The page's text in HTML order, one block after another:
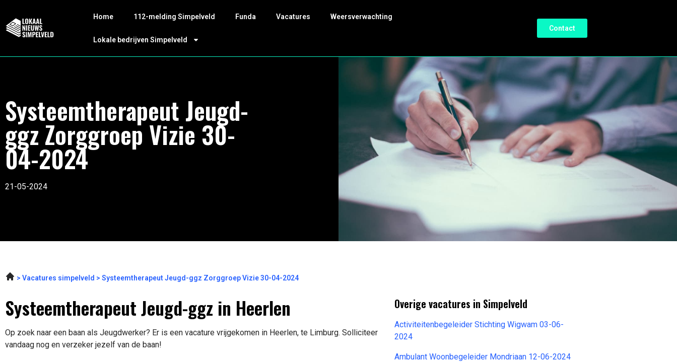
Home 112-melding Simpelveld Funda Vacatures Weersverwachting
Lokale bedrijven Simpelveld
Contact
Systeemtherapeut Jeugd-
ggz Zorggroep Vizie 30-
04-2024
21-05-2024
Vacatures simpelveld Systeemtherapeut Jeugd-ggz Zorggroep Vizie 30-04-2024
Systeemtherapeut Jeugd-ggz in Heerlen
Op zoek naar een baan als Jeugdwerker? Er is een vacature vrijgekomen in Heerlen, te Limburg. Solliciteer
vandaag nog en verzeker jezelf van de baan!
Overige vacatures in Simpelveld
Activiteitenbegeleider Stichting Wigwam 03-06-
2024
Ambulant Woonbegeleider Mondriaan 12-06-2024